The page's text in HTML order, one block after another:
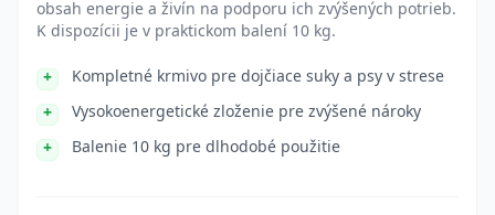
obsah energie a živín na podporu ich zvýšených potrieb.
K dispozícii je v praktickom balení 10 kg.
Kompletné krmivo pre dojčiace suky a psy v strese
Vysokoenergetické zloženie pre zvýšené nároky
Balenie 10 kg pre dlhodobé použitie